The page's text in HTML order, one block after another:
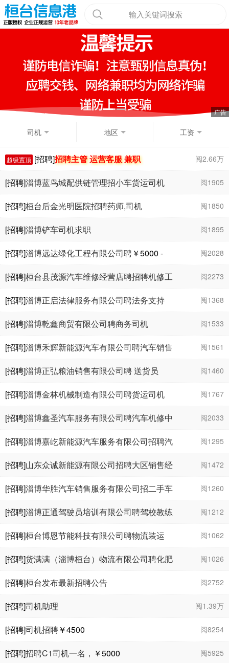
输入关键词搜索
司机 地区 工资
阅2.66万
超级置顶 [招聘]招聘主管 运营客服 兼职
阅1905
[招聘]淄博蓝鸟城配供链管理招小车货运司机
￥8000 - 9000
阅1850
[招聘]桓台后金光明医院招聘药师,司机
阅1895
[招聘]淄博铲车司机求职
阅2028
[招聘]淄博远达绿化工程有限公司聘￥5000 -
6000
阅2273
[招聘]桓台县茂源汽车维修经营店聘招聘机修工
￥5000 - 6000
阅1368
[招聘]淄博正启法律服务有限公司聘法务支持
￥2000 - 3000
阅1533
[招聘]淄博乾鑫商贸有限公司聘商务司机
￥2000
阅1561
[招聘]淄博禾辉新能源汽车有限公司聘汽车销售
专员￥2000 - 7000 阅1460
[招聘]淄博正弘粮油销售有限公司聘 送货员
￥5000 - 6000
阅1767
[招聘]淄博金林机械制造有限公司聘货运司机
￥5000 - 6000
阅2033
[招聘]淄博鑫圣汽车服务有限公司聘汽车机修中
工￥5000 - 9000 阅1295
[招聘]淄博嘉屹新能源汽车服务有限公司招聘汽
车销售￥3000 - 7000 阅1472
[招聘]山东众诚新能源有限公司招聘大区销售经
理￥5000 - 8000 阅1260
[招聘]淄博华胜汽车销售服务有限公司招二手车
销售顾问￥5000 - 1万 阅1212
[招聘]淄博正通驾驶员培训有限公司聘驾校教练
员￥4000 - 8000 阅1062
[招聘]桓台博恩节能科技有限公司聘物流装运
￥5000 - 9000
阅1026
[招聘]货满满（淄博桓台）物流有限公司聘化肥
厂驾驶员￥8000 - 1.4万 阅2752
[招聘]桓台发布最新招聘公告
阅1.39万
[招聘]司机助理
阅8254
[招聘]司机招聘￥4500
阅5925
[招聘]招聘C1司机一名， ￥5000